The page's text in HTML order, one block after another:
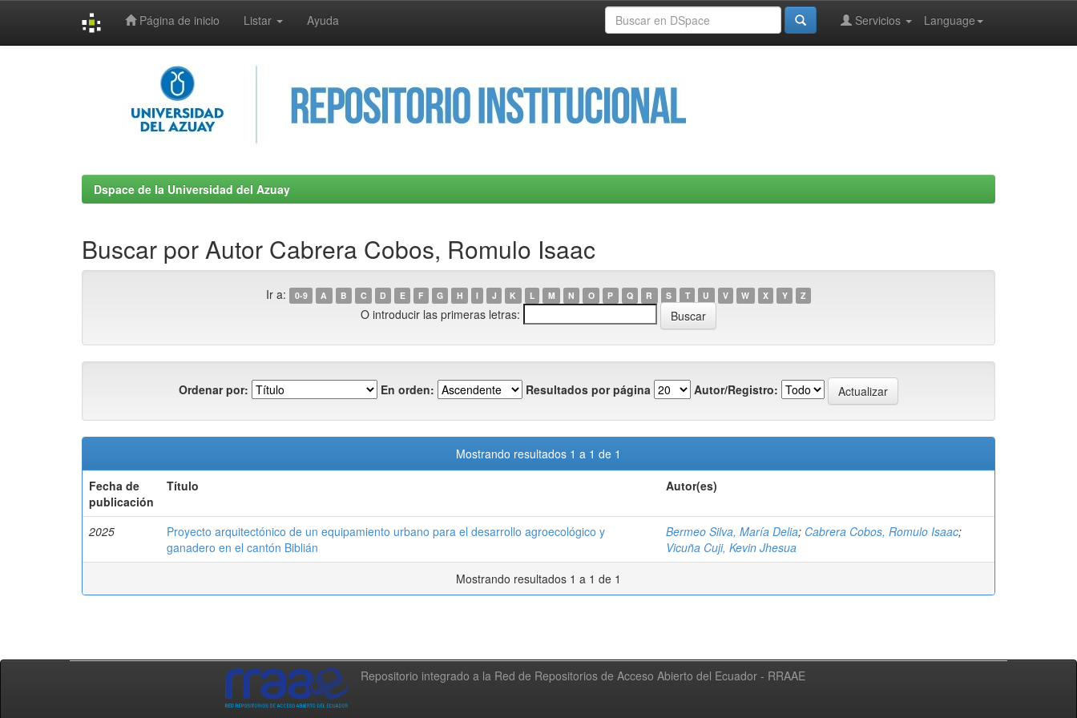
Página de inicio Listar Ayuda Language
Servicios
Dspace de la Universidad del Azuay
Buscar por Autor Cabrera Cobos, Romulo Isaac
Ir a: 0-9 A B C D E F G H I J K L M N O P Q R S T U V W X Y Z
O introducir las primeras letras:
Ordenar por: En orden: Resultados por página Autor/Registro:
Mostrando resultados 1 a 1 de 1
Fecha de
publicación
Título Autor(es)
2025
Proyecto arquitectónico de un equipamiento urbano para el desarrollo agroecológico y
ganadero en el cantón Biblián
Bermeo Silva, María Delia; Cabrera Cobos, Romulo Isaac;
Vicuña Cuji, Kevin Jhesua
Mostrando resultados 1 a 1 de 1
Repositorio integrado a la Red de Repositorios de Acceso Abierto del Ecuador - RRAAE